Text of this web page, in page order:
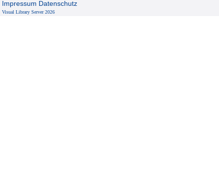
Impressum Datenschutz
Visual Library Server 2026